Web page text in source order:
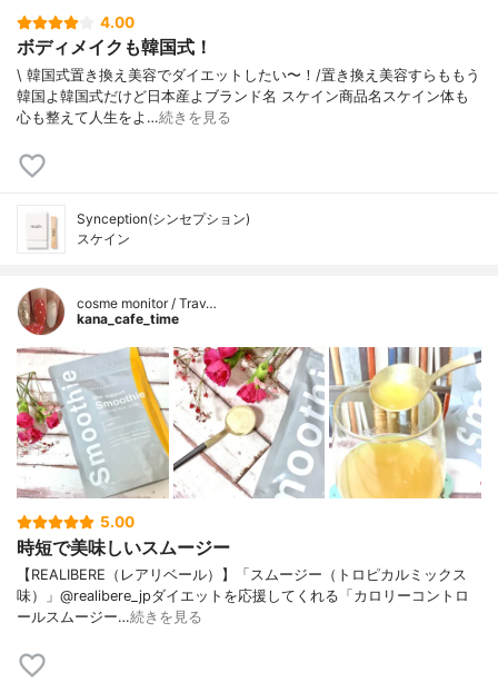
4.00
ボディメイクも韓国式！
\ 韓国式置き換え美容でダイエットしたい〜！/⁡置き換え美容すらももう
韓国よ韓国式だけど日本産よ⁡⁡ブランド名 スケイン商品名スケイン⁡⁡体も
心も整えて人生をよ…続きを見る
Synception(シンセプション)
スケイン
cosme monitor / Trav…
kana_cafe_time
5.00
時短で美味しいスムージー
【REALIBERE（レアリベール）】「スムージー（トロピカルミックス
味）」@realibere_jpダイエットを応援してくれる「カロリーコントロ
ールスムージー…続きを見る